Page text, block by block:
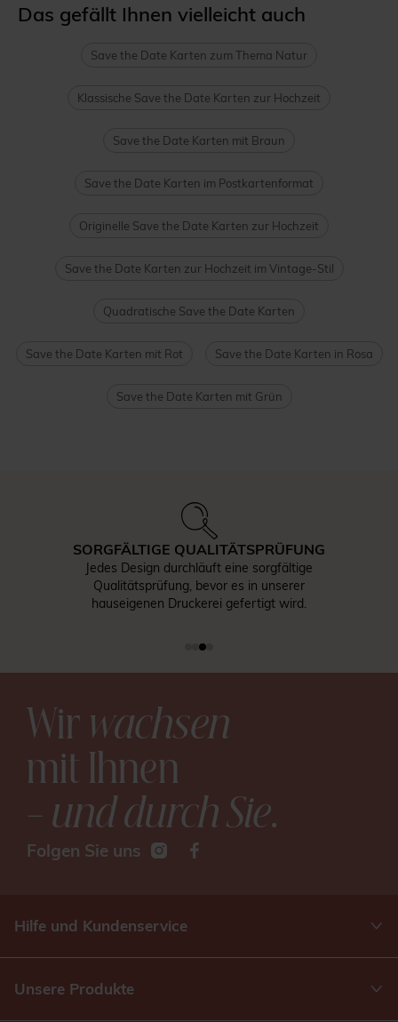
Das gefällt Ihnen vielleicht auch
Save the Date Karten zum Thema Natur
Klassische Save the Date Karten zur Hochzeit
Save the Date Karten mit Braun
Save the Date Karten im Postkartenformat
Originelle Save the Date Karten zur Hochzeit
Save the Date Karten zur Hochzeit im Vintage-Stil
Quadratische Save the Date Karten
Save the Date Karten mit Rot Save the Date Karten in Rosa
Save the Date Karten mit Grün
SORGFÄLTIGE QUALITÄTSPRÜFUNG
Jedes Design durchläuft eine sorgfältige
Qualitätsprüfung, bevor es in unserer
hauseigenen Druckerei gefertigt wird.
Wirwachsen
mit Ihnen
– und durch Sie.
Folgen Sie uns
Hilfe und Kundenservice
Unsere Produkte